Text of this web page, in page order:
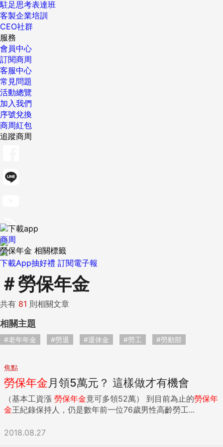
駐足思考表達班
客製企業培訓
CEO社群
服務
會員中心
訂閱商周
客服中心
常見問題
活動總覽
加入我們
序號兌換
商周紅包
追蹤商周
下載App抽好禮 訂閱電子報
商周
勞保年金 相關標籤
＃勞保年金
共有 81 則相關文章
相關主題
#老年年金 #勞退 #退休金 #勞工 #勞動部
焦點
勞保年金月領5萬元？ 這樣做才有機會
（基本工資漲 勞保年金 竟可多領52萬） 到目前為止的勞保年
金王紀錄保持人，仍是數年前一位76歲男性高齡勞工...
2018.08.27